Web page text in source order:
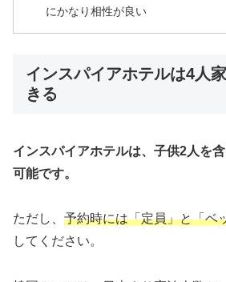
にかなり相性が良い
インスパイアホテルは4人
きる
インスパイアホテルは、子供2人を
可能です。
ただし、 予約時には「定員」と「ベ
してください。